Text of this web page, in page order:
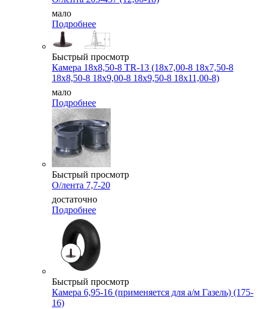
мало
Подробнее
Быстрый просмотр
Камера 18x8,50-8 TR-13 (18x7,00-8 18x7,50-8
18x8,50-8 18x9,00-8 18x9,50-8 18x11,00-8)
мало
Подробнее
Быстрый просмотр
О/лента 7,7-20
достаточно
Подробнее
Быстрый просмотр
Камера 6,95-16 (применяется для а/м Газель) (175-
16)